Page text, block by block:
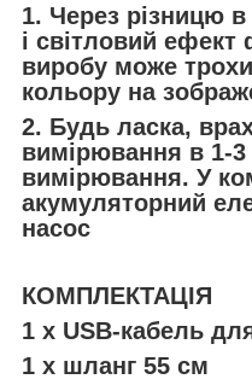
1. Через різницю
і світловий ефект
виробу може трохи
кольору на
2. Будь ласка,
вимірювання в 1-
вимірювання. У
акумуляторний
насос
КОМПЛЕКТАЦІЯ
1 х USB-кабель
1 х шланг 55 см